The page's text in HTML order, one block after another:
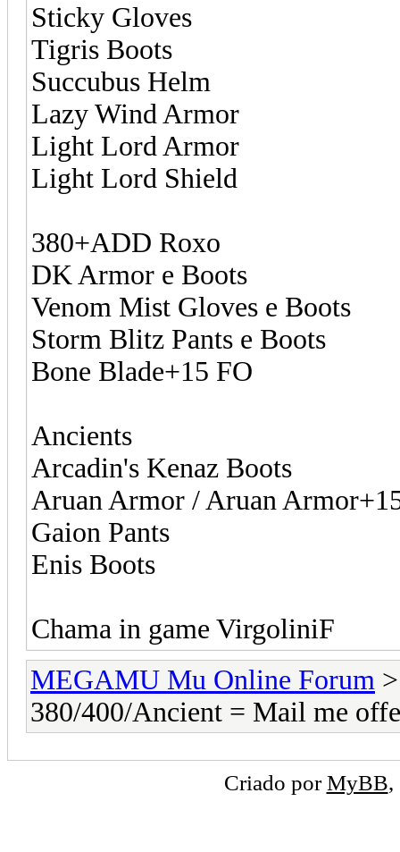
Sticky Gloves
Tigris Boots
Succubus Helm
Lazy Wind Armor
Light Lord Armor
Light Lord Shield
380+ADD Roxo
DK Armor e Boots
Venom Mist Gloves e Boots
Storm Blitz Pants e Boots
Bone Blade+15 FO
Ancients
Arcadin's Kenaz Boots
Aruan Armor / Aruan
Gaion Pants
Enis Boots
Chama in game VirgoliniF
MEGAMU Mu Online Forum
380/400/Ancient = Mail me
Criado porMyBB,